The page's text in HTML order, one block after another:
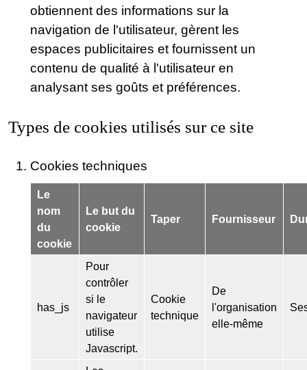
obtiennent des informations sur la
navigation de l'utilisateur, gèrent les
espaces publicitaires et fournissent un
contenu de qualité à l'utilisateur en
analysant ses goûts et préférences.
Types de cookies utilisés sur ce site
Cookies techniques
Le
nom
du
cookie
Le but du
cookie
Taper Fournisseur
has_js
Pour
contrôler
si le
navigateur
utilise
Javascript.
Cookie
technique
De
l'organisation
elle-même